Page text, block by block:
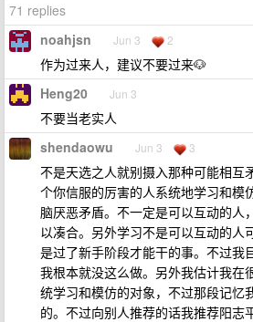
71 replies
noahjsn Jun 3 2
作为过来人，建议不要过来🐶
Heng20 Jun 3
不要当老实人
shendaowu Jun 3 3
不是天选之人就别摄入那种可能相互
个你信服的厉害的人系统地学习和模
脑厌恶矛盾。不一定是可以互动的人
以凑合。另外学习不是可以互动的人
是过了新手阶段才能干的事。不过我
我根本就没这么做。另外我估计我在
统学习和模仿的对象，不过那段记忆
的。不过向别人推荐的话我推荐阳志